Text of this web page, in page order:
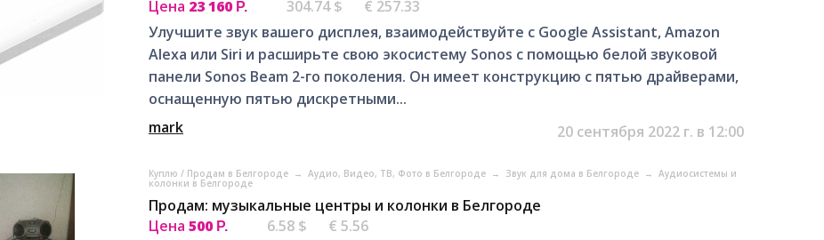
Цена 23 160 Р. 304.74 $
€ 257.33
Улучшите звук вашего дисплея, взаимодействуйте с Google Assistant, Amazon
Alexa или Siri и расширьте свою экосистему Sonos с помощью белой звуковой
панели Sonos Beam 2-го поколения. Он имеет конструкцию с пятью драйверами,
оснащенную пятью дискретными...
mark
20 сентября 2022 г. в 12:00
Куплю / Продам в Белгороде → Аудио, Видео, ТВ, Фото в Белгороде → Звук для дома в Белгороде → Аудиосистемы и
колонки в Белгороде
Продам: музыкальные центры и колонки в Белгороде
Цена 500 Р. 6.58 $
€ 5.56